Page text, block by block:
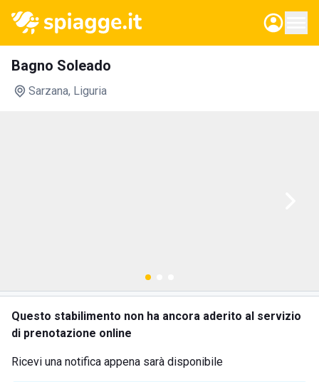
Bagno Soleado
Sarzana, Liguria
Questo stabilimento non ha ancora aderito al servizio
di prenotazione online
Ricevi una notifica appena sarà disponibile